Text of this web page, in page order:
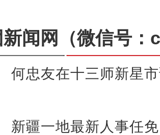
闻网 （微信号
何忠友在十三师新星
新疆一地最新人事任免